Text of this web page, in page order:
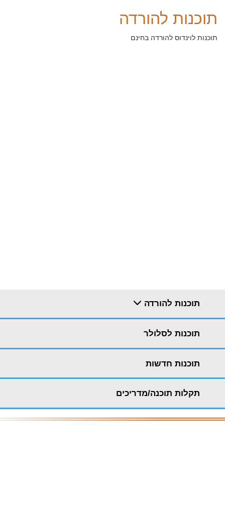
תוכנות להורדה
תוכנות לוינדוס להורדה בחינם
תוכנות להורדה
תוכנות לסלולר
תוכנות חדשות
תקלות תוכנה/מדריכים